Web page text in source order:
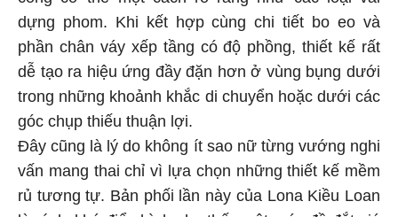
dựng phom. Khi kết hợp cùng chi tiết bo eo và
phần chân váy xếp tầng có độ phồng, thiết kế rất
dễ tạo ra hiệu ứng đầy đặn hơn ở vùng bụng dưới
trong những khoảnh khắc di chuyển hoặc dưới các
góc chụp thiếu thuận lợi.
Đây cũng là lý do không ít sao nữ từng vướng nghi
vấn mang thai chỉ vì lựa chọn những thiết kế mềm
rủ tương tự. Bản phối lần này của Lona Kiều Loan